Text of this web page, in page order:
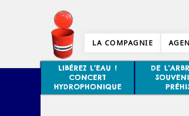
LA COMPAGNIE
LIBÉREZ L’EAU !
CONCERT
HYDROPHONIQUE
DE